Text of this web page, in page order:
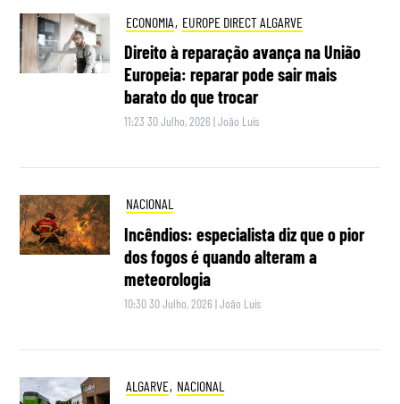
ECONOMIA, EUROPE DIRECT ALGARVE
Direito à reparação avança na União
Europeia: reparar pode sair mais
barato do que trocar
11:23 30 Julho, 2026 |João Luís
NACIONAL
Incêndios: especialista diz que o pior
dos fogos é quando alteram a
meteorologia
10:30 30 Julho, 2026 |João Luís
ALGARVE, NACIONAL